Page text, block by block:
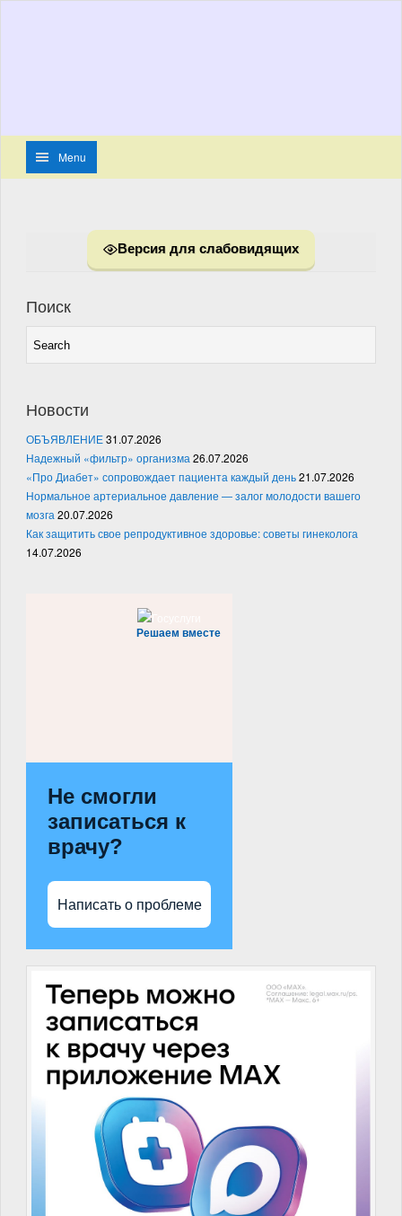
Menu
Версия для слабовидящих
Поиск
Новости
ОБЪЯВЛЕНИЕ31.07.2026
Надежный «фильтр» организма 26.07.2026
«Про Диабет» сопровождает пациента каждый день21.07.2026
Нормальное артериальное давление — залог молодости вашего
мозга 20.07.2026
Как защитить свое репродуктивное здоровье: советы гинеколога
14.07.2026
Решаем вместе
Не смогли
записаться к
врачу?
Написать о проблеме